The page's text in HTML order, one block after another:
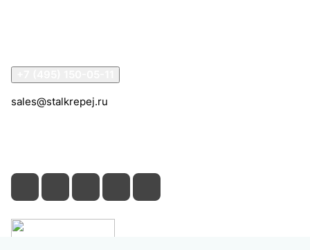
sales@stalkrepej.ru